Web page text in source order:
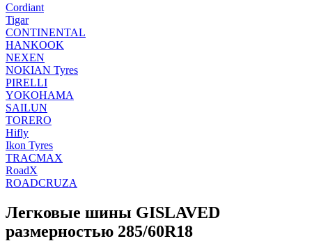
Cordiant
Tigar
CONTINENTAL
HANKOOK
NEXEN
NOKIAN Tyres
PIRELLI
YOKOHAMA
SAILUN
TORERO
Hifly
Ikon Tyres
TRACMAX
RoadX
ROADCRUZA
Легковые шины GISLAVED
размерностью 285/60R18